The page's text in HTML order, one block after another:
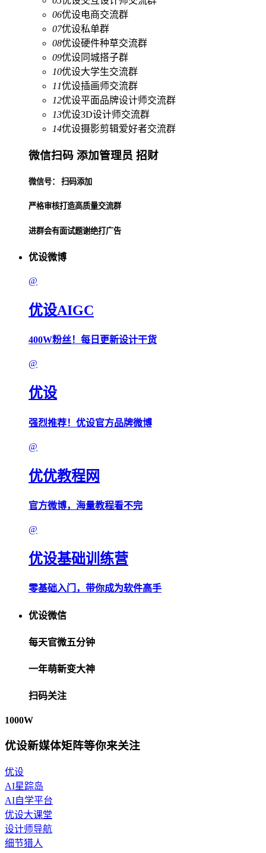
06优设电商交流群
07优设私单群
08优设硬件种草交流群
09优设同城搭子群
10优设大学生交流群
11优设插画师交流群
12优设平面品牌设计师交流群
13优设3D设计师交流群
14优设摄影剪辑爱好者交流群
微信扫码 添加管理员 招财
微信号： 扫码添加
严格审核打造高质量交流群
进群会有面试题谢绝打广告
优设微博
@
优设AIGC
400W粉丝！每日更新设计干货
@
优设
强烈推荐！优设官方品牌微博
@
优优教程网
官方微博，海量教程看不完
@
优设基础训练营
零基础入门，带你成为软件高手
优设微信
每天官微五分钟
一年萌新变大神
扫码关注
1000W
优设新媒体矩阵等你来关注
优设
AI星踪岛
AI自学平台
优设大课堂
设计师导航
细节猎人